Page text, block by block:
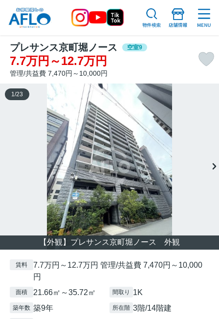
プレサンス京町堀ノース 空室9
7.7万円～12.7万円
管理/共益費 7,470円～10,000円
【外観】プレサンス京町堀ノース 外観
1 /23
賃料
7.7万円～12.7万円 管理/共益費 7,470円～10,000
円
面積 21.66㎡～35.72㎡ 間取り 1K
築年数 築9年 所在階 3階/14階建